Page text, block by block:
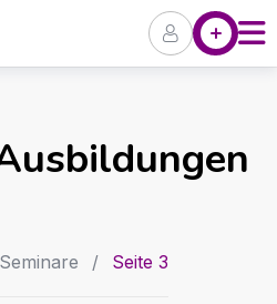
Angebote
/ Seite 3